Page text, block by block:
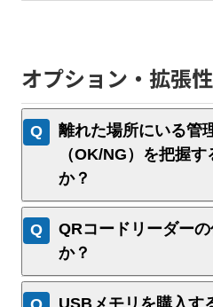
オプション・拡張
離れた場所にいる管
（OK/NG）を把握
か？
QRコードリーダー
か？
USBメモリを購入す